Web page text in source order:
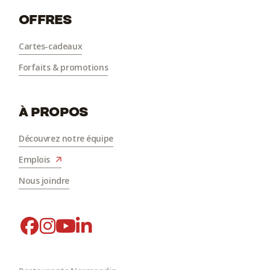
Suggestions d'activités
Tourisme Alma Lac-Saint-Jean
OFFRES
Cartes-cadeaux
Forfaits & promotions
À PROPOS
Découvrez notre équipe
Emplois
Nous joindre